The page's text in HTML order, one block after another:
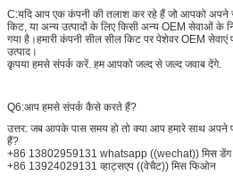
C:यदि आप एक कंपनी की तलाश कर रहे हैं जो आपको अपने
किट, या अन्य उत्पादों के लिए किसी अन्य OEM सेवाओं के
गया है।हमारी कंपनी सील सील किट पर पेशेवर OEM
उत्पाद।
कृपया हमसे संपर्क करें. हम आपको जल्द से जल्द जवाब देंगे.
Q6:आप हमसे संपर्क कैसे करते हैं?
उत्तर: जब आपके पास समय हो तो क्या आप हमारे साथ अपने
हैं?
+86 13802959131 whatsapp ((wechat)) मिस डेंग
+86 13924029131 व्हाट्सएप ((वेचैट)) मिस फिओन